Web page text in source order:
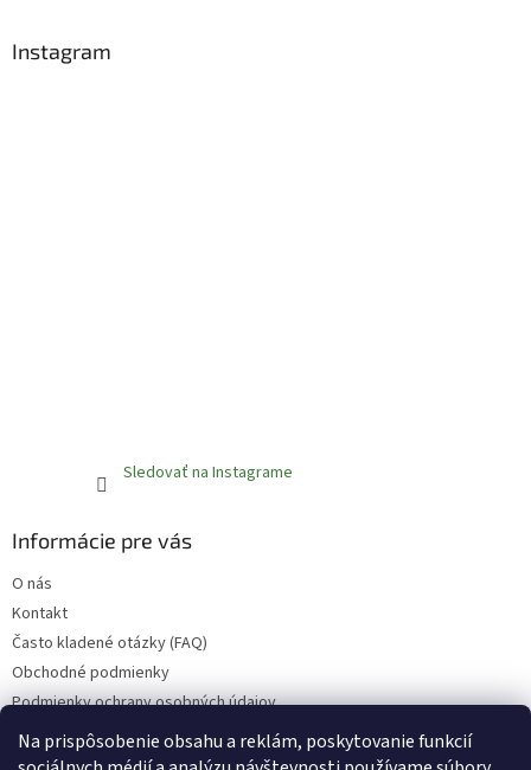
Na prispôsobenie obsahu a reklám, poskytovanie funkcií
Instagram
Sledovať na Instagrame
Informácie pre vás
O nás
Kontakt
Často kladené otázky (FAQ)
Obchodné podmienky
Podmienky ochrany osobných údajov
Reklamačný poriadok